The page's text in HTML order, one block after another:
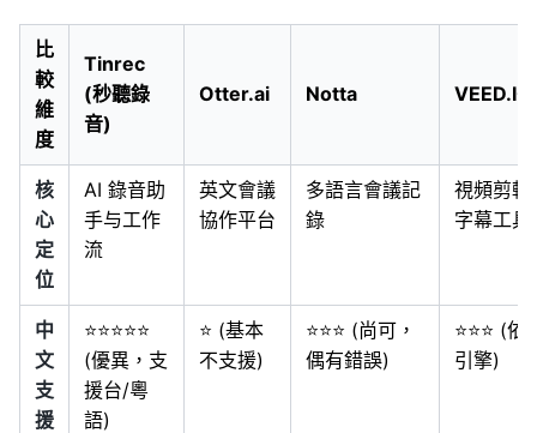
比
較
維
度
Tinrec
(秒聽錄
音)
Otter.ai Notta VEED.IO
核
心
定
位
AI 錄音助
手与工作
流
英文會議
協作平台
多語言會議記
錄
視頻剪輯
字幕工具
中
文
支
援
⭐⭐⭐⭐⭐
(優異，支
援台/粵
語)
⭐ (基本
不支援)
⭐⭐⭐ (尚可，
偶有錯誤)
⭐⭐⭐ (依
引擎)